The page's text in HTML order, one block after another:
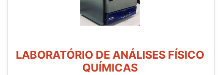
LABORATÓRIO DE ANÁLISES FÍSICO
QUÍMICAS